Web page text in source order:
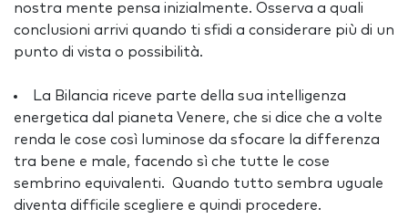
nostra mente pensa inizialmente. Osserva a quali
conclusioni arrivi quando ti sfidi a considerare più di un
punto di vista o possibilità.
La Bilancia riceve parte della sua intelligenza
energetica dal pianeta Venere, che si dice che a volte
renda le cose così luminose da sfocare la differenza
tra bene e male, facendo sì che tutte le cose
sembrino equivalenti. Quando tutto sembra uguale
diventa difficile scegliere e quindi procedere.